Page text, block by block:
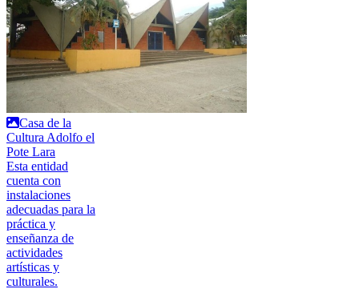
Casa de la
Cultura Adolfo el
Pote Lara
Esta entidad
cuenta con
instalaciones
adecuadas para la
práctica y
enseñanza de
actividades
artísticas y
culturales.